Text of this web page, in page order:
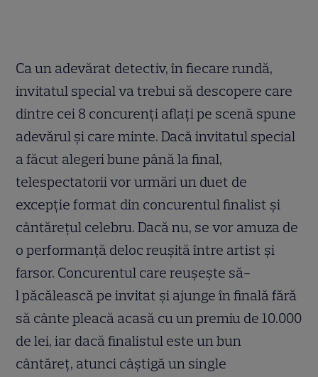
Ca un adevărat detectiv, în fiecare rundă,
invitatul special va trebui să descopere care
dintre cei 8 concurenți aflați pe scenă spune
adevărul și care minte. Dacă invitatul special
a făcut alegeri bune până la final,
telespectatorii vor urmări un duet de
excepție format din concurentul finalist și
cântărețul celebru. Dacă nu, se vor amuza de
o performanță deloc reușită între artist și
farsor. Concurentul care reușește să-
l păcălească pe invitat și ajunge în finală fără
să cânte pleacă acasă cu un premiu de 10.000
de lei, iar dacă finalistul este un bun
cântăreț, atunci câștigă un single